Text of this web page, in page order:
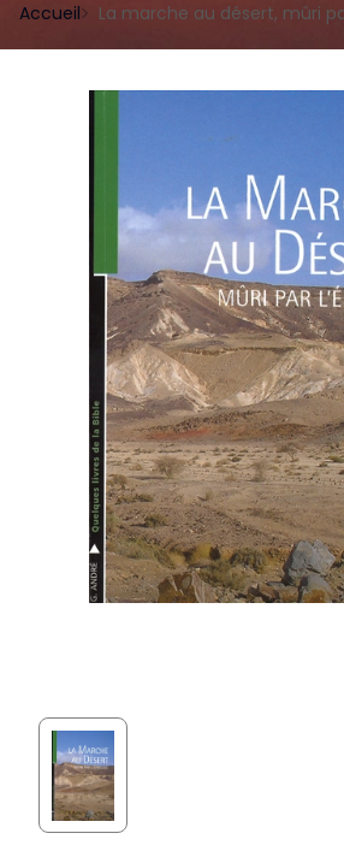
Accueil La marche au désert, mûri